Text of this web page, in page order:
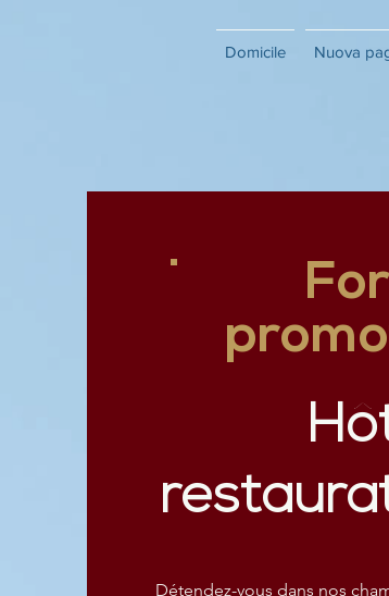
Domicile Nuova
Détendez-vous dans nos